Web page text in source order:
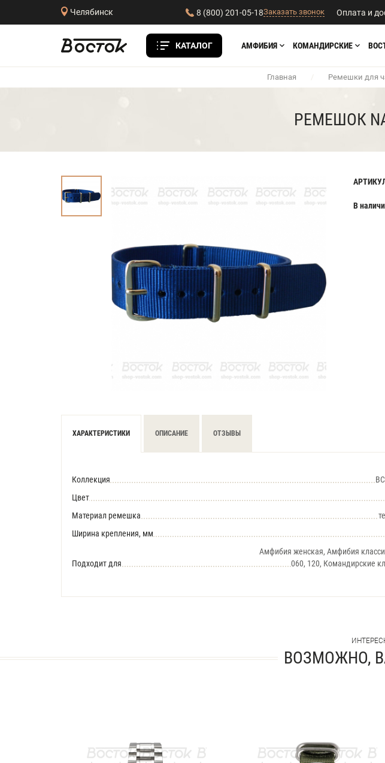
Челябинск 8 (800) 201-05-18Заказать звонок Оплата и
КАТАЛОГ АМФИБИЯ КОМАНДИРСКИЕ
Главная / Ремешки для
РЕМЕШОК
В
ХАРАКТЕРИСТИКИ ОПИСАНИЕ ОТЗЫВЫ
Коллекция
Цвет
Материал ремешка
Ширина крепления, мм
Подходит для
Амфибия женская, Амфибия
060, 120, Командирские
ВОЗМОЖНО,